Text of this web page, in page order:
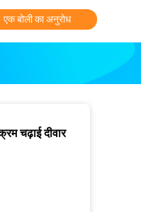
एक बोली का अनुरोध
चढ़ाई दीवार